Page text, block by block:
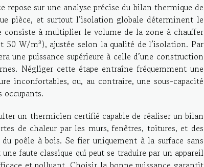
repose sur une analyse précise du bilan thermique de
pièce, et surtout l’isolation globale déterminent le
à multiplier le volume de la zone à chauffer
W/m³), ajustée selon la qualité de l’isolation. Par
une puissance supérieure à celle d’une construction
Négliger cette étape entraîne fréquemment une
inconfortables, ou, au contraire, une sous-capacité
un thermicien certifié capable de réaliser un bilan
de chaleur par les murs, fenêtres, toitures, et des
poêle à bois. Se fier uniquement à la surface sans
faute classique qui peut se traduire par un appareil